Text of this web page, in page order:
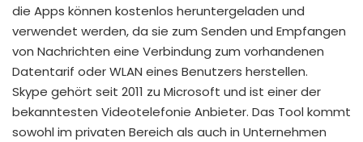
die Apps können kostenlos heruntergeladen und
verwendet werden, da sie zum Senden und Empfangen
von Nachrichten eine Verbindung zum vorhandenen
Datentarif oder WLAN eines Benutzers herstellen.
Skype gehört seit 2011 zu Microsoft und ist einer der
bekanntesten Videotelefonie Anbieter. Das Tool kommt
sowohl im privaten Bereich als auch in Unternehmen